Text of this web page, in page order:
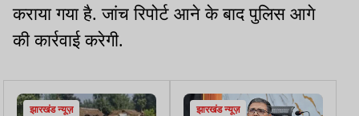
कराया गया है. जांच रिपोर्ट आने के बाद पुलिस आगे
की कार्रवाई करेगी.
झारखंड न्यूज़ झारखंड न्यूज़